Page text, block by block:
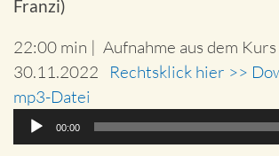
Franzi)
22:00 min | Aufnahme aus dem Kurs
30.11.2022 Rechtsklick hier >>
mp3-Datei
Audio-
00:00